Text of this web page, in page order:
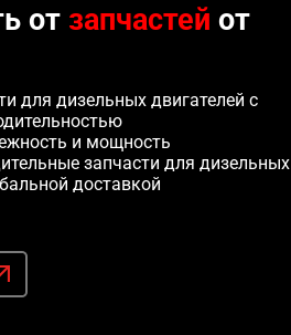
от запчастей от
для дизельных двигателей с
и мощность
запчасти для дизельных
доставкой